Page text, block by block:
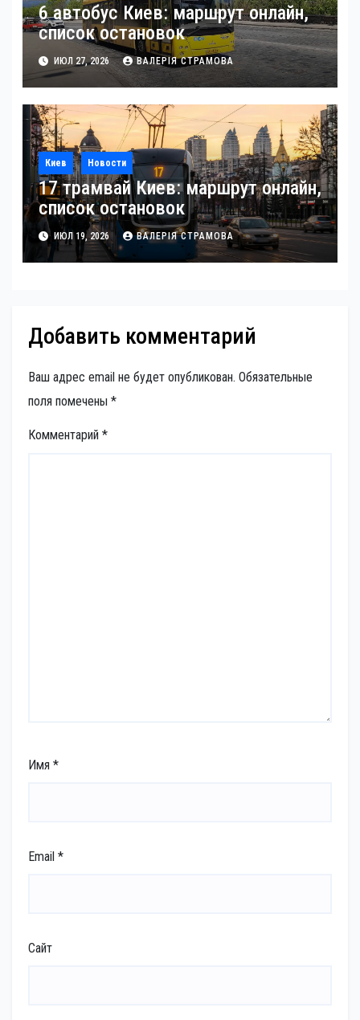
6 автобус Киев: маршрут онлайн,
список остановок
ИЮЛ 27, 2026 ВАЛЕРІЯ СТРАМОВА
Киев Новости
17 трамвай Киев: маршрут онлайн,
список остановок
ИЮЛ 19, 2026 ВАЛЕРІЯ СТРАМОВА
Добавить комментарий
Ваш адрес email не будет опубликован. Обязательные
поля помечены *
Комментарий *
Имя *
Email *
Сайт